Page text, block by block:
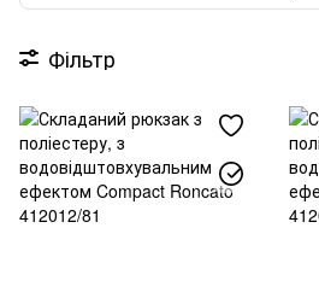
Складні рюкзаки
Аксесуари для догляду за
Чохли для валіз
Чохли для ноутбуків та
Фільтр